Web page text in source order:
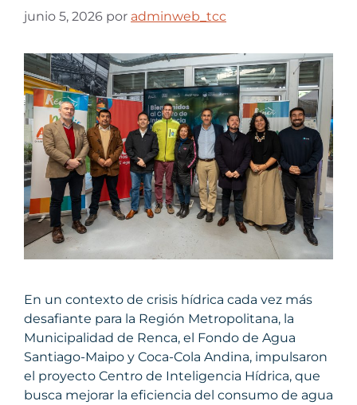
junio 5, 2026 por adminweb_tcc
En un contexto de crisis hídrica cada vez más
desafiante para la Región Metropolitana, la
Municipalidad de Renca, el Fondo de Agua
Santiago-Maipo y Coca-Cola Andina, impulsaron
el proyecto Centro de Inteligencia Hídrica, que
busca mejorar la eficiencia del consumo de agua